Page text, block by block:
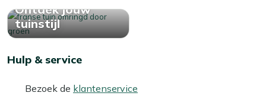
Ontdek jouw
tuinstijl
Hulp & service
Bezoek de klantenservice